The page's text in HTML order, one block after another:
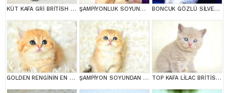
KÜT KAFA GRİ BRİTİSH SHORTHAİR ŞAMPİYONLUK SOYUNDAN NY11 GOLDEN BRİTİSH SHORTHAİR BONCUK GÖZLÜ SİLVER BRİTİSH SHORTHAİR NS1133
GOLDEN RENGİNİN EN GÜZEL TONU NY11 BRİTİSH SHORTHAİR ŞAMPİYON SOYUNDAN NY11 GOLDEN BRİTİSH SHORTHAİR TOP KAFA LİLAC BRİTİSH SHORTHAİR YAVRULARIMIZ